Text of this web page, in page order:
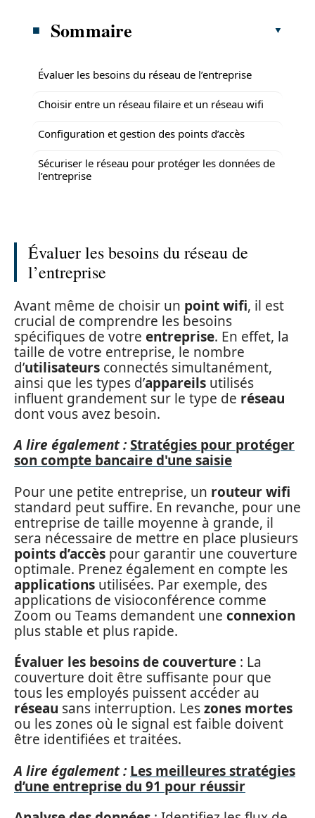
Sommaire
Évaluer les besoins du réseau de l’entreprise
Choisir entre un réseau filaire et un réseau wifi
Configuration et gestion des points d’accès
Sécuriser le réseau pour protéger les données de
l’entreprise
Évaluer les besoins du réseau de
l’entreprise
Avant même de choisir un point wifi, il est
crucial de comprendre les besoins
spécifiques de votre entreprise. En effet, la
taille de votre entreprise, le nombre
d’utilisateurs connectés simultanément,
ainsi que les types d’appareils utilisés
influent grandement sur le type de réseau
dont vous avez besoin.
A lire également :Stratégies pour protéger
son compte bancaire d'une saisie
Pour une petite entreprise, un routeur wifi
standard peut suffire. En revanche, pour une
entreprise de taille moyenne à grande, il
sera nécessaire de mettre en place plusieurs
points d’accès pour garantir une couverture
optimale. Prenez également en compte les
applications utilisées. Par exemple, des
applications de visioconférence comme
Zoom ou Teams demandent une connexion
plus stable et plus rapide.
Évaluer les besoins de couverture : La
couverture doit être suffisante pour que
tous les employés puissent accéder au
réseau sans interruption. Leszones mortes
ou les zones où le signal est faible doivent
être identifiées et traitées.
A lire également : Les meilleures stratégies
d’une entreprise du 91 pour réussir